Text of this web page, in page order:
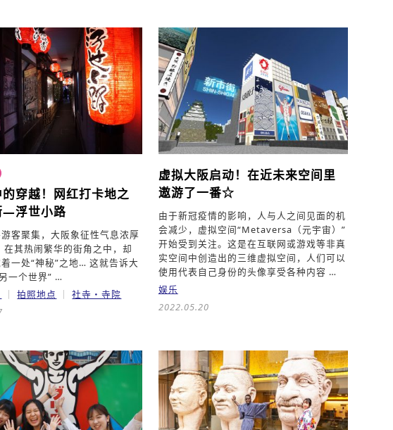
穿越！ 网红打卡地之
—浮世小路
客聚集，大阪象征性气息浓厚
在其热闹繁华的街角之中，却
一处“神秘”之地… 这就告诉大
一个世界” …
拍照地点
社寺・寺院
虚拟大阪启动！在近未来空间里
遨游了一番☆
由于新冠疫情的影响，人与人之间见面的机
会减少，虚拟空间“Metaversa（元宇宙）”
开始受到关注。这是在互联网或游戏等非真
实空间中创造出的三维虚拟空间，人们可以
使用代表自己身份的头像享受各种内容 …
娱乐
2022.05.20